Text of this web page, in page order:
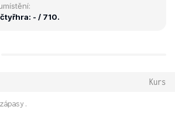
čtyřhra: - / 710.
Kurs